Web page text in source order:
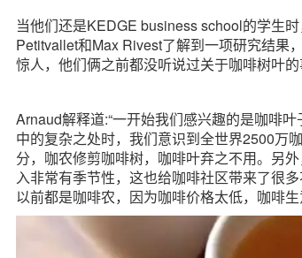
当他们还是KEDGE business school的学生
Petitvallet和Max Rivest了解到一项研究结果
惊人，他们俩之前都没听说过关于咖啡树叶的
Arnaud解释道:“一开始我们感兴趣的是咖啡
中的复杂之处时，我们意识到全世界2500万
分，咖农修剪咖啡树，咖啡叶弃之不用。另
入非常有季节性，这也给咖啡社区带来了很
以前都是咖啡农，因为咖啡价格太低，咖啡